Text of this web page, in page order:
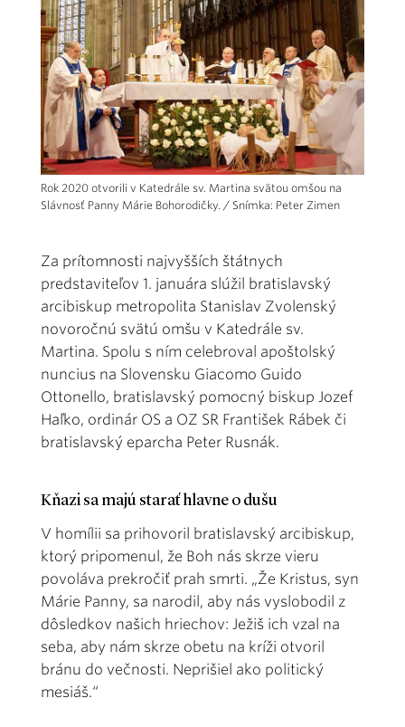
Rok 2020 otvorili v Katedrále sv. Martina svätou omšou na
Slávnosť Panny Márie Bohorodičky. / Snímka: Peter Zimen
Za prítomnosti najvyšších štátnych
predstaviteľov 1. januára slúžil bratislavský
arcibiskup metropolita Stanislav Zvolenský
novoročnú svätú omšu v Katedrále sv.
Martina. Spolu s ním celebroval apoštolský
nuncius na Slovensku Giacomo Guido
Ottonello, bratislavský pomocný biskup Jozef
Haľko, ordinár OS a OZ SR František Rábek či
bratislavský eparcha Peter Rusnák.
Kňazi sa majú starať hlavne o dušu
V homílii sa prihovoril bratislavský arcibiskup,
ktorý pripomenul, že Boh nás skrze vieru
povoláva prekročiť prah smrti. „Že Kristus, syn
Márie Panny, sa narodil, aby nás vyslobodil z
dôsledkov našich hriechov: Ježiš ich vzal na
seba, aby nám skrze obetu na kríži otvoril
bránu do večnosti. Neprišiel ako politický
mesiáš.“